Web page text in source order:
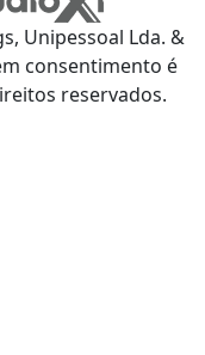
Unipessoal Lda. &
consentimento é
reservados.